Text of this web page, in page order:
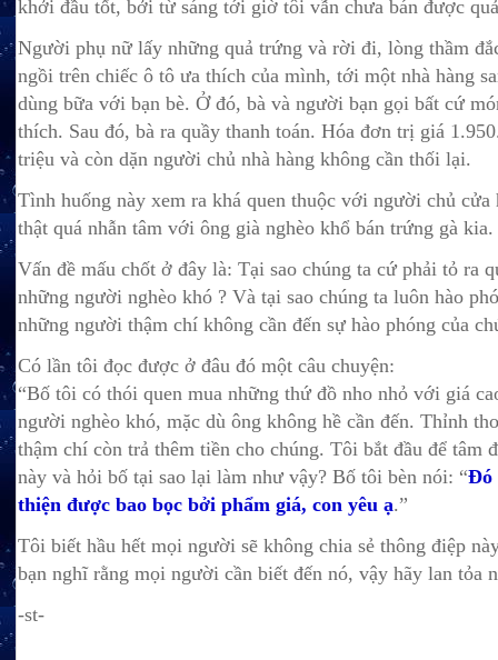
khởi đầu tốt, bởi từ sáng tới giờ tôi vẫn chưa bán được
Người phụ nữ lấy những quả trứng và rời đi, lòng thầm
ngồi trên chiếc ô tô ưa thích của mình, tới một nhà hàng
dùng bữa với bạn bè. Ở đó, bà và người bạn gọi bất cứ
thích. Sau đó, bà ra quầy thanh toán. Hóa đơn trị giá
triệu và còn dặn người chủ nhà hàng không cần thối lại.
Tình huống này xem ra khá quen thuộc với người chủ cửa
thật quá nhẫn tâm với ông già nghèo khổ bán trứng gà kia.
Vấn đề mấu chốt ở đây là: Tại sao chúng ta cứ phải tỏ ra
những người nghèo khó ? Và tại sao chúng ta luôn hào
những người thậm chí không cần đến sự hào phóng của
Có lần tôi đọc được ở đâu đó một câu chuyện:
“Bố tôi có thói quen mua những thứ đồ nho nhỏ với giá
người nghèo khó, mặc dù ông không hề cần đến. Thỉnh
thậm chí còn trả thêm tiền cho chúng. Tôi bắt đầu để tâm
này và hỏi bố tại sao lại làm như vậy? Bố tôi bèn nói: “Đó
thiện được bao bọc bởi phẩm giá, con yêu ạ.”
Tôi biết hầu hết mọi người sẽ không chia sẻ thông điệp
bạn nghĩ rằng mọi người cần biết đến nó, vậy hãy lan tỏa
-st-